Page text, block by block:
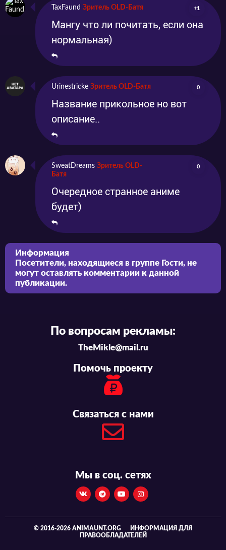
TaxFaund Зритель OLD-Батя +1
Мангу что ли почитать, если она
нормальная)
Urinestricke Зритель OLD-Батя 0
Название прикольное но вот
описание..
SweatDreams Зритель OLD-
Батя
0
Очередное странное аниме
будет)
Информация
Посетители, находящиеся в группе Гости, не
могут оставлять комментарии к данной
публикации.
По вопросам рекламы:
TheMikle@mail.ru
Помочь проекту
Связаться с нами
Мы в соц. сетях
© 2016-2026 ANIMAUNT.ORG
ИНФОРМАЦИЯ ДЛЯ
ПРАВООБЛАДАТЕЛЕЙ